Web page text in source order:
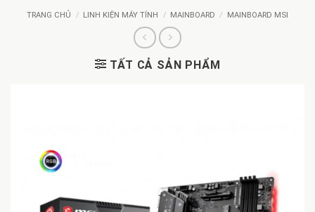
TRANG CHỦ / LINH KIỆN MÁY TÍNH / MAINBOARD / MAINBOARD MSI
TẤT CẢ SẢN PHẨM